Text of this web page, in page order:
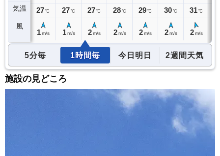
気温
風
27℃ 27℃
1 m/s
27℃
1 m/s
27℃
2 m/s
28℃
2 m/s
29℃
2 m/s
30℃
2 m/s
31℃
2 m/s
5分毎 1時間毎 今日明日 2週間天気
施設の見どころ